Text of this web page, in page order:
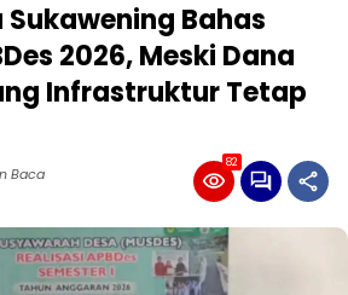
Sukawening Bahas
2026, Meski Dana
Infrastruktur Tetap
Baca
82